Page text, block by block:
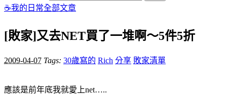
☕️我的日常全部文章
[敗家]又去NET買了一堆啊～5件5折
2009-04-07 Tags: 30歲寫的 Rich 分享 敗家清單
應該是前年底我就愛上net…..